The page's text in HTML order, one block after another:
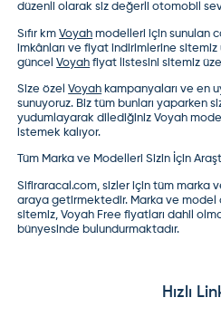
düzenli olarak siz değerli otomobil
Sıfır kmVoyah modelleri
için sunulan
imkânları ve fiyat indirimlerine
güncelVoyah fiyat listesini sitemiz
Size özelVoyah kampanyaları ve en
sunuyoruz. Biz tüm bunları yaparken
yudumlayarak dilediğiniz Voyah
istemek kalıyor.
Tüm Marka ve Modelleri Sizin İçin
Sifiraracal.com, sizler için tüm marka
araya getirmektedir. Marka ve
sitemiz,Voyah Free fiyatları dahil
bünyesinde bulundurmaktadır.
Hızlı